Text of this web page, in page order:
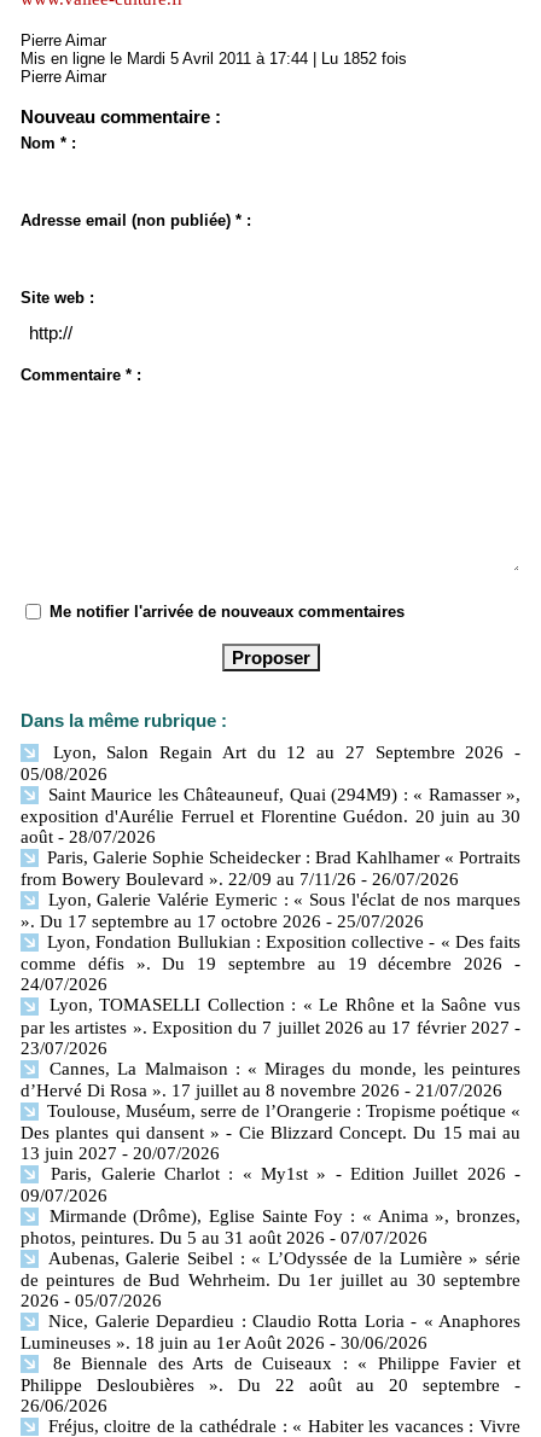
Pierre Aimar
Mis en ligne le Mardi 5 Avril 2011 à 17:44 | Lu 1852 fois
Pierre Aimar
Nouveau commentaire :
Nom * :
Adresse email (non publiée) * :
Site web :
Commentaire * :
Me notifier l'arrivée de nouveaux commentaires
Dans la même rubrique :
Lyon, Salon Regain Art du 12 au 27 Septembre 2026
-
05/08/2026
Saint Maurice les Châteauneuf, Quai (294M9) : « Ramasser »,
exposition d'Aurélie Ferruel et Florentine Guédon. 20 juin au 30
août - 28/07/2026
Paris, Galerie Sophie Scheidecker : Brad Kahlhamer « Portraits
from Bowery Boulevard ». 22/09 au 7/11/26 - 26/07/2026
Lyon, Galerie Valérie Eymeric : « Sous l'éclat de nos marques
». Du 17 septembre au 17 octobre 2026 - 25/07/2026
Lyon, Fondation Bullukian : Exposition collective - « Des faits
comme défis ». Du 19 septembre au 19 décembre 2026
-
24/07/2026
Lyon, TOMASELLI Collection : « Le Rhône et la Saône vus
par les artistes ». Exposition du 7 juillet 2026 au 17 février 2027 -
23/07/2026
Cannes, La Malmaison : « Mirages du monde, les peintures
d’Hervé Di Rosa ». 17 juillet au 8 novembre 2026 - 21/07/2026
Toulouse, Muséum, serre de l’Orangerie : Tropisme poétique «
Des plantes qui dansent » - Cie Blizzard Concept. Du 15 mai au
13 juin 2027 - 20/07/2026
Paris, Galerie Charlot : « My1st » - Edition Juillet 2026 -
09/07/2026
Mirmande (Drôme), Eglise Sainte Foy : « Anima », bronzes,
photos, peintures. Du 5 au 31 août 2026 - 07/07/2026
Aubenas, Galerie Seibel : « L’Odyssée de la Lumière » série
de peintures de Bud Wehrheim. Du 1er juillet au 30 septembre
2026 - 05/07/2026
Nice, Galerie Depardieu : Claudio Rotta Loria - « Anaphores
Lumineuses ». 18 juin au 1er Août 2026 - 30/06/2026
8e Biennale des Arts de Cuiseaux : « Philippe Favier et
Philippe Desloubières ». Du 22 août au 20 septembre
-
26/06/2026
Fréjus, cloitre de la cathédrale : « Habiter les vacances : Vivre